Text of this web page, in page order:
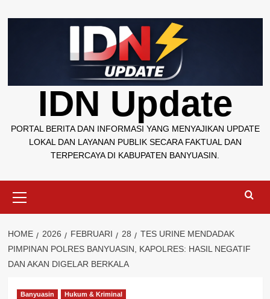
to
IDN Update
PORTAL BERITA DAN INFORMASI YANG MENYAJIKAN UPDATE
LOKAL DAN LAYANAN PUBLIK SECARA FAKTUAL DAN
TERPERCAYA DI KABUPATEN BANYUASIN.
Menu
HOME 2026 FEBRUARI 28
TES URINE MENDADAK
PIMPINAN POLRES BANYUASIN, KAPOLRES: HASIL NEGATIF
DAN AKAN DIGELAR BERKALA
Banyuasin Hukum & Kriminal